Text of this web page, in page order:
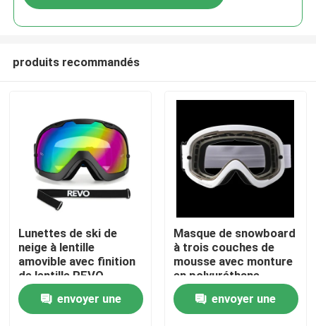
Maison
Des produits
produits recommandés
Lunettes de ski de
neige à lentille
amovible avec finition
de lentille REVO
complète et sangle
amovibleenvoyer une
Masque de snowboard
à trois couches de
mousse avec monture
en polyuréthane
thermoplastique pour
une protection
durable
envoyer une